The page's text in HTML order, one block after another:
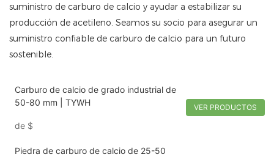
suministro de carburo de calcio y ayudar a estabilizar su
producción de acetileno. Seamos su socio para asegurar un
suministro confiable de carburo de calcio para un futuro
sostenible.
Carburo de calcio de grado industrial de
50-80 mm | TYWH
de $
VER PRODUCTOS
Piedra de carburo de calcio de 25-50